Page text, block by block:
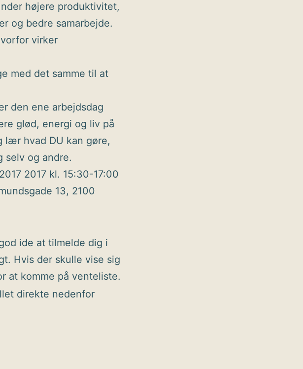
højere produktivitet,
og bedre samarbejde.
virker
med det samme til at
den ene arbejdsdag
glød, energi og liv på
lær hvad DU kan gøre,
selv og andre.
2017 kl. 15:30-17:00
13, 2100
ide at tilmelde dig i
Hvis der skulle vise sig
at komme på venteliste.
direkte nedenfor